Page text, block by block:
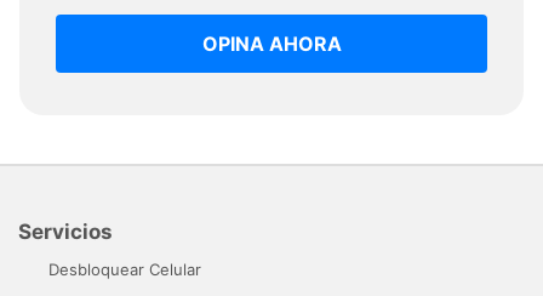
OPINA AHORA
Servicios
Desbloquear Celular